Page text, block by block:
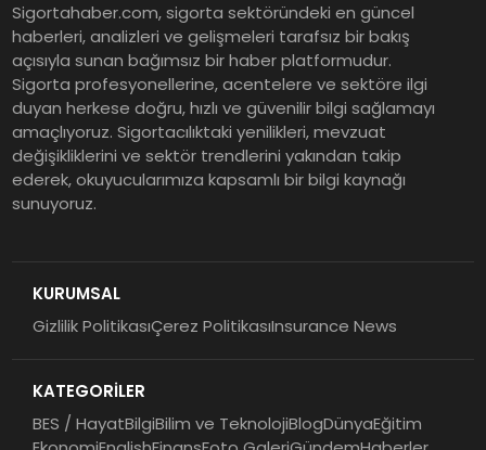
Sigortahaber.com, sigorta sektöründeki en güncel
haberleri, analizleri ve gelişmeleri tarafsız bir bakış
açısıyla sunan bağımsız bir haber platformudur.
Sigorta profesyonellerine, acentelere ve sektöre ilgi
duyan herkese doğru, hızlı ve güvenilir bilgi sağlamayı
amaçlıyoruz. Sigortacılıktaki yenilikleri, mevzuat
değişikliklerini ve sektör trendlerini yakından takip
ederek, okuyucularımıza kapsamlı bir bilgi kaynağı
sunuyoruz.
KURUMSAL
Gizlilik PolitikasıÇerez PolitikasıInsurance News
KATEGORİLER
BES / HayatBilgiBilim ve TeknolojiBlogDünyaEğitim